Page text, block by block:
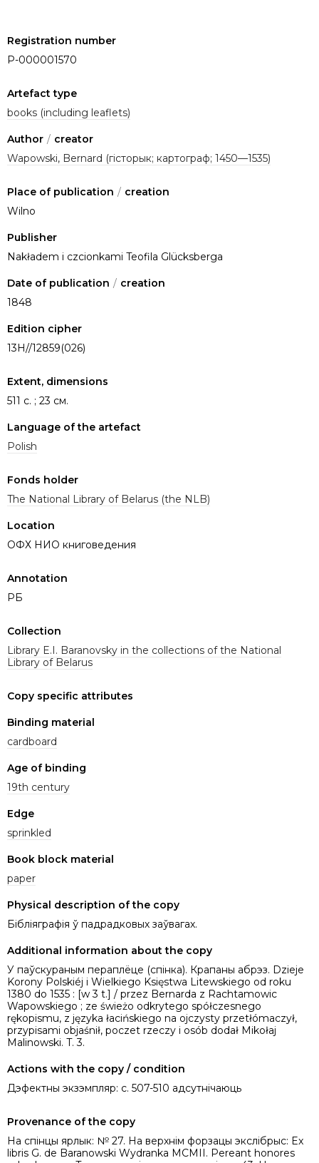
Registration number
P-000001570
Artefact type
books (including leaflets)
Author / creator
Wapowski, Bernard (гісторык; картограф; 1450—1535)
Place of publication / creation
Wilno
Publisher
Nakładem i czcionkami Teofila Glücksberga
Date of publication / creation
1848
Edition cipher
13Н//12859(026)
Extent, dimensions
511 с. ; 23 см.
Language of the artefact
Polish
Fonds holder
The National Library of Belarus (the NLB)
Location
ОФХ НИО книговедения
Annotation
РБ
Collection
Library E.I. Baranovsky in the collections of the National
Library of Belarus
Copy specific attributes
Binding material
cardboard
Age of binding
19th century
Edge
sprinkled
Book block material
paper
Physical description of the copy
Бібліяграфія ў падрадковых заўвагах.
Additional information about the copy
У паўскураным пераплёце (спінка). Крапаны абрэз. Dzieje
Korony Polskiéj i Wielkiego Księstwa Litewskiego od roku
1380 do 1535 : [w 3 t.] / przez Bernarda z Rachtamowic
Wapowskiego ; ze świeżo odkrytego spółczesnego
rękopismu, z języka łacińskiego na ojczysty przetłómaczył,
przypisami objaśnił, poczet rzeczy i osób dodał Mikołaj
Malinowski. T. 3.
Actions with the copy / condition
Дэфектны экзэмпляр: с. 507-510 адсутнічаюць
Provenance of the copy
На спінцы ярлык: № 27. На верхнім форзацы экслібрыс: Ex
libris G. de Baranowski Wydranka MCMII. Pereant honores